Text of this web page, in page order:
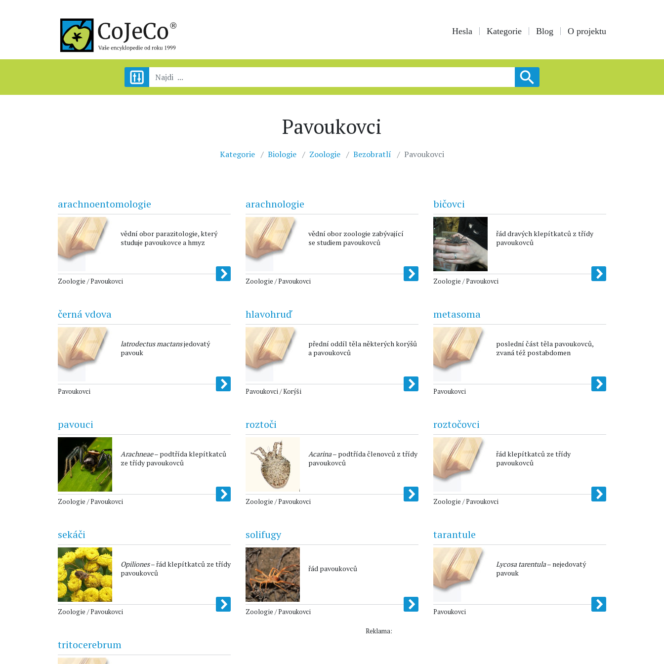
Hesla Kategorie Blog O projektu
Pavoukovci
Kategorie Biologie Zoologie Bezobratlí Pavoukovci
arachnoentomologie
vědní obor parazitologie, který
studuje pavoukovce a hmyz
Zoologie / Pavoukovci
arachnologie
vědní obor zoologie zabývající
se studiem pavoukovců
Zoologie / Pavoukovci
bičovci
řád dravých klepítkatců z třídy
pavoukovců
Zoologie / Pavoukovci
černá vdova
latrodectus mactansjedovatý
pavouk
Pavoukovci
hlavohruď
přední oddíl těla některých korýšů
a pavoukovců
Pavoukovci / Korýši
metasoma
poslední část těla pavoukovců,
zvaná též postabdomen
Pavoukovci
pavouci
Arachneae– podtřída klepítkatců
ze třídy pavoukovců
Zoologie / Pavoukovci
roztoči
Acarina– podtřída členovců z třídy
pavoukovců
Zoologie / Pavoukovci
roztočovci
řád klepítkatců ze třídy
pavoukovců
Zoologie / Pavoukovci
sekáči
Opiliones– řád klepítkatců ze třídy
pavoukovců
Zoologie / Pavoukovci
solifugy
řád pavoukovců
Zoologie / Pavoukovci
tarantule
Lycosa tarentula– nejedovatý
pavouk
Pavoukovci
tritocerebrum
Reklama: